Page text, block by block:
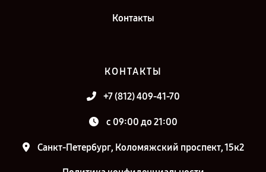
Контакты
КОНТАКТЫ
+7 (812) 409-41-70
c 09:00 до 21:00
Санкт-Петербург, Коломяжский проспект, 15к2